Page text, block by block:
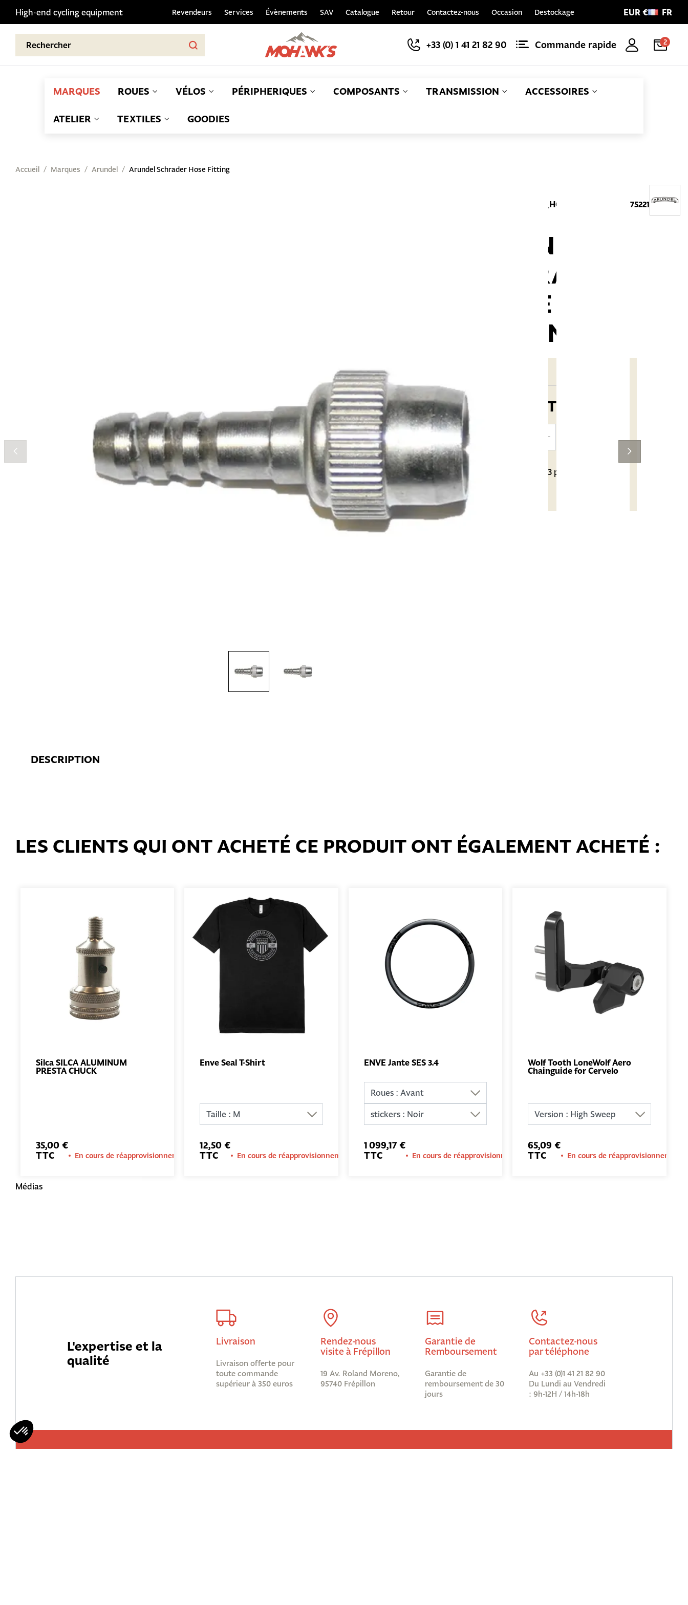
High-end cycling equipment Revendeurs Services Évènements SAV Catalogue Retour Contactez-nous Occasion Destockage EUR € FR
+33 (0) 1 41 21 82 90 Commande rapide 2
MARQUES ROUES VÉLOS PÉRIPHERIQUES COMPOSANTS TRANSMISSION ACCESSOIRES
ATELIER TEXTILES GOODIES
Accueil Marques Arundel Arundel Schrader Hose Fitting
DESCRIPTION
AR_SCHRADER_HOSE 729440175221
ARUNDEL
SCHRADER
HOSE
FITTING
TTC
- Seulement 3 produits restants
LES CLIENTS QUI ONT ACHETÉ CE PRODUIT ONT ÉGALEMENT ACHETÉ :
Silca SILCA ALUMINUM
PRESTA CHUCK
35,00 €
TTC
En cours de réapprovisionnement
Enve Seal T-Shirt
12,50 €
TTC
En cours de réapprovisionnement
AU PANIER
ENVE Jante SES 3.4
1 099,17 €
TTC
En cours de réapprovisionnement
AJOUTER
Wolf Tooth LoneWolf Aero
Chainguide for Cervelo
65,09 €
TTC
En cours de réapprovisionnement
Médias
L'expertise et la
qualité
Livraison
Livraison offerte pour
toute commande
supérieur à 350 euros
Rendez-nous
visite à Frépillon
19 Av. Roland Moreno,
95740 Frépillon
Garantie de
Remboursement
Garantie de
remboursement de 30
jours
Contactez-nous
par téléphone
Au +33 (0)1 41 21 82 90
Du Lundi au Vendredi
: 9h-12H / 14h-18h